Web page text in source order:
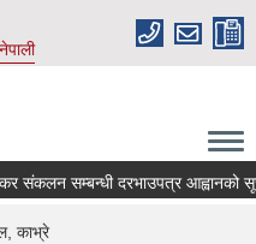
नेपाली
संकलन सम्बन्धी दरभाउपत्र आह्वानको सूचना
काभ्रे